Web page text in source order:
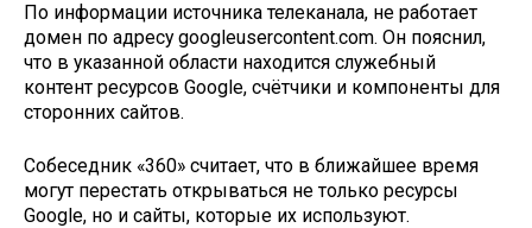
По информации источника телеканала, не работает
домен по адресу googleusercontent.com. Он пояснил,
что в указанной области находится служебный
контент ресурсов Google, счётчики и компоненты для
сторонних сайтов.
Собеседник «360» считает, что в ближайшее время
могут перестать открываться не только ресурсы
Google, но и сайты, которые их используют.